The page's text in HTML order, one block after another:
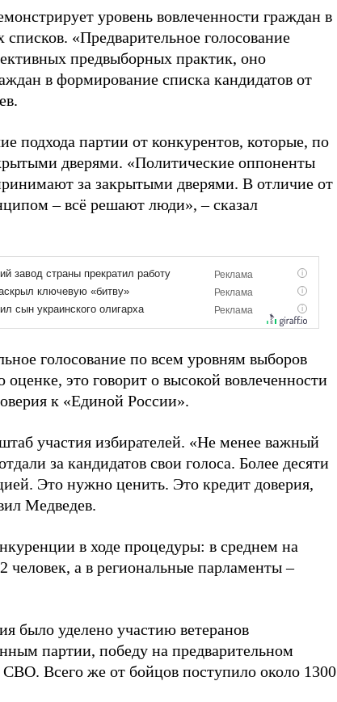
уровень вовлеченности граждан в
«Предварительное голосование
предвыборных практик, оно
в формирование списка кандидатов от
подхода партии от конкурентов, которые, по
дверями. «Политические оппоненты
за закрытыми дверями. В отличие от
– всё решают люди», – сказал
голосование по всем уровням выборов
это говорит о высокой вовлеченности
к «Единой России».
участия избирателей. «Не менее важный
за кандидатов свои голоса. Более десяти
Это нужно ценить. Это кредит доверия,
Медведев.
в ходе процедуры: в среднем на
человек, а в региональные парламенты –
было уделено участию ветеранов
партии, победу на предварительном
Всего же от бойцов поступило около 1300